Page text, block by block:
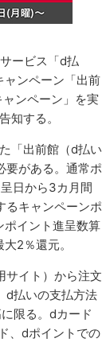
ービス「d払
ンペーン「出前
ンペーン」を実
知する。
「出前館（d払い
要がある。通常ポ
日から3カ月間
るキャンペーンポ
ポイント進呈数算
2％還元。
サイト）から注文
d払いの支払方法
限る。dカード
、dポイントでの